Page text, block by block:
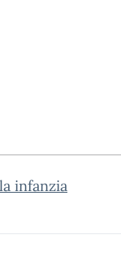
infanzia